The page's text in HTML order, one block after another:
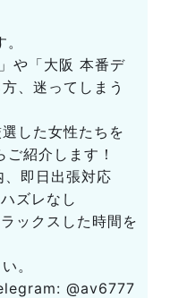
や「大阪 本番デ
、迷ってしまう
した女性たちを
ご紹介します！
即日出張対応
ズレなし
ックスした時間を
。
@av6777